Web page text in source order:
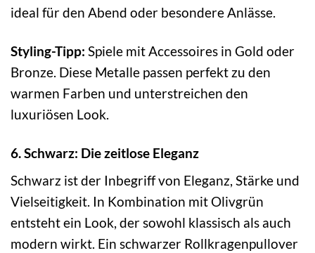
ideal für den Abend oder besondere Anlässe.
Styling-Tipp: Spiele mit Accessoires in Gold oder
Bronze. Diese Metalle passen perfekt zu den
warmen Farben und unterstreichen den
luxuriösen Look.
6. Schwarz: Die zeitlose Eleganz
Schwarz ist der Inbegriff von Eleganz, Stärke und
Vielseitigkeit. In Kombination mit Olivgrün
entsteht ein Look, der sowohl klassisch als auch
modern wirkt. Ein schwarzer Rollkragenpullover